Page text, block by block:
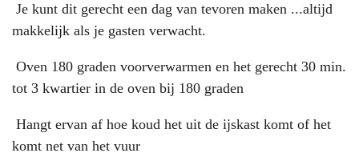
Je kunt dit gerecht een dag van tevoren maken ...altijd
makkelijk als je gasten verwacht.
Oven 180 graden voorverwarmen en het gerecht 30 min.
tot 3 kwartier in de oven bij 180 graden
Hangt ervan af hoe koud het uit de ijskast komt of het
komt net van het vuur